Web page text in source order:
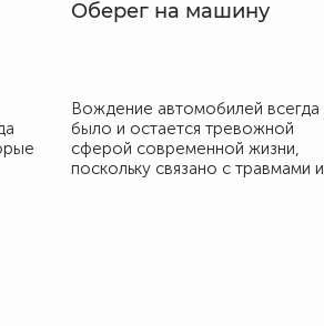
Оберег на машину
Вождение автомобилей всегда
было и остается тревожной
сферой современной жизни,
поскольку связано с травмами и